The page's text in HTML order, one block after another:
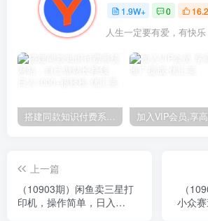
1.9W+ 0
人生一定要有爱，有快
搭建同款知识付费系统网站，自己做站长挣钱，日入1000+很轻松
上一篇
（10903期）闲鱼卖三星打
印机，操作简单，日入
（
小众